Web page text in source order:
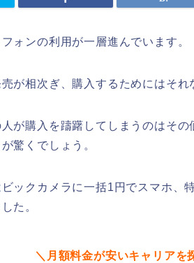
ォンの利用が一層進んでいます。
が相次ぎ、購入するためにはそれ
が購入を躊躇してしまうのはそ
驚くでしょう。
ックカメラに一括1円でスマホ、
た。
＼月額料金が安いキャリアを